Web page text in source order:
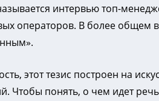
интервью топ-
операторов. В более общем
этот тезис построен на
Чтобы понять, о чем идет